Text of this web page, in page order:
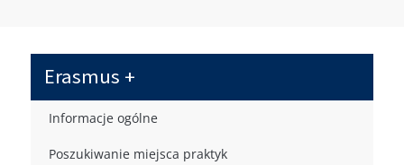
Erasmus +
Informacje ogólne
Poszukiwanie miejsca praktyk